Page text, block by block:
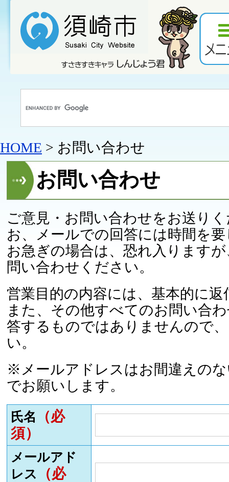
HOME > お問い合わせ
お問い合わせ
ご意見・お問い合わせをお送り
お、メールでの回答には時間を
お急ぎの場合は、恐れ入ります
問い合わせください。
営業目的の内容には、基本的に
また、その他すべてのお問い合
答するものではありませんので
い。
※メールアドレスはお間違えの
でお願いします。
氏名
（必
須）
メールアド
レス
（必